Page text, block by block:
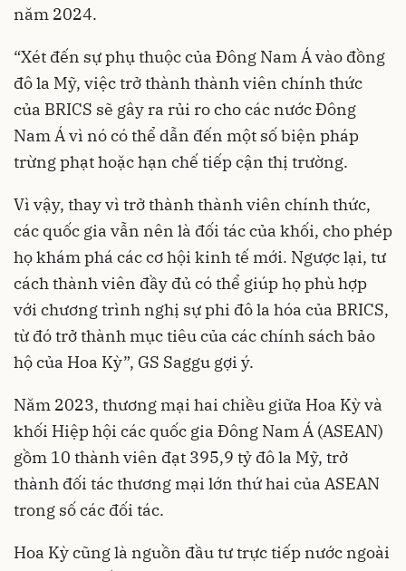
năm 2024.
“Xét đến sự phụ thuộc của Đông Nam Á vào đồng
đô la Mỹ, việc trở thành thành viên chính thức
của BRICS sẽ gây ra rủi ro cho các nước Đông
Nam Á vì nó có thể dẫn đến một số biện pháp
trừng phạt hoặc hạn chế tiếp cận thị trường.
Vì vậy, thay vì trở thành thành viên chính thức,
các quốc gia vẫn nên là đối tác của khối, cho phép
họ khám phá các cơ hội kinh tế mới. Ngược lại, tư
cách thành viên đầy đủ có thể giúp họ phù hợp
với chương trình nghị sự phi đô la hóa của BRICS,
từ đó trở thành mục tiêu của các chính sách bảo
hộ của Hoa Kỳ”, GS Saggu gợi ý.
Năm 2023, thương mại hai chiều giữa Hoa Kỳ và
khối Hiệp hội các quốc gia Đông Nam Á (ASEAN)
gồm 10 thành viên đạt 395,9 tỷ đô la Mỹ, trở
thành đối tác thương mại lớn thứ hai của ASEAN
trong số các đối tác.
Hoa Kỳ cũng là nguồn đầu tư trực tiếp nước ngoài